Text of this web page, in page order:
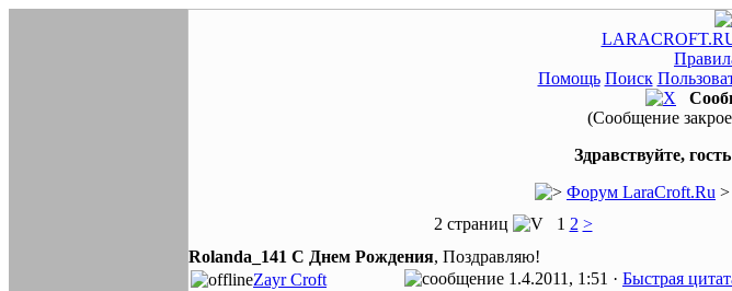
Помощь Поиск
(Сообщение
Здравствуйте, гость
Форум LaraCroft.Ru >
2 страниц
1 2 >
Rolanda_141 C Днем Рождения, Поздравляю!
Zayr Croft
1.4.2011, 1:51 · Быстрая